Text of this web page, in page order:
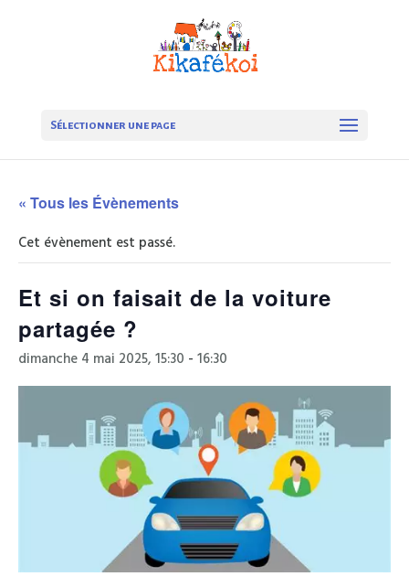
Sélectionner une page
« Tous les Évènements
Cet évènement est passé.
Et si on faisait de la voiture
partagée ?
dimanche 4 mai 2025, 15:30 - 16:30